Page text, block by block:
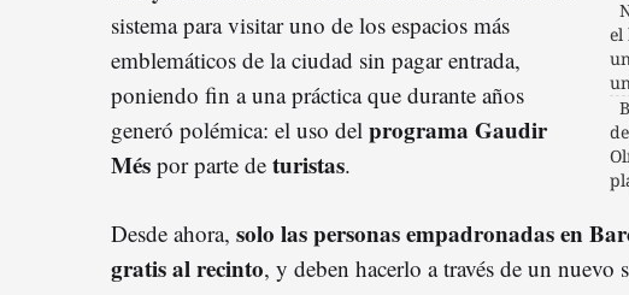
el
sistema para visitar uno de los espacios más
emblemáticos de la ciudad sin pagar entrada,
poniendo fin a una práctica que durante años
generó polémica: el uso del programa Gaudir
Més por parte de turistas.
Desde ahora, solo las personas empadronadas en
gratis al recinto, y deben hacerlo a través de un